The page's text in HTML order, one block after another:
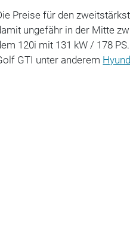
Preise für den
ungefähr in der Mitte
120i mit 131 kW / 178
GTI unter anderem